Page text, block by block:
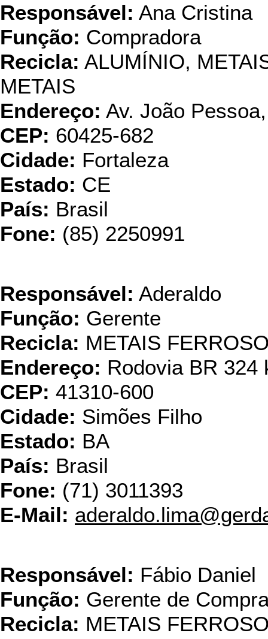
Responsável: Ana Cristina
Função: Compradora
Recicla: ALUMÍNIO,
METAIS
Endereço: Av. João
CEP: 60425-682
Cidade: Fortaleza
Estado: CE
País: Brasil
Fone: (85) 2250991
Responsável: Aderaldo
Função: Gerente
Recicla: METAIS
Endereço: Rodovia BR 324
CEP: 41310-600
Cidade: Simões Filho
Estado: BA
País: Brasil
Fone: (71) 3011393
E-Mail:
Responsável: Fábio Daniel
Função: Gerente de
Recicla: METAIS